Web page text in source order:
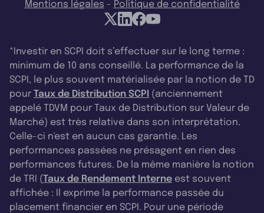
Mentions légales - Politique de confidentialité
*Investir en SCPI doit s’effectuer sur le long terme :
minimum de 10 ans conseillé. La performance de la
SCPI, le plus souvent matérialisée par la notion de TD
pour Taux de Distribution SCPI (anciennement
appelé TDVM pour Taux de Distribution sur Valeur de
Marché) est très relative dans son interprétation.
Celle-ci n'est en aucun cas garantie. Les
performances passées ne présagent en rien des
performances futures. De la même manière la notion
de TRI (Taux de Rendement Interne est souvent
affichée : Il exprime la performance passée du
placement financier en SCPI. Pour une période